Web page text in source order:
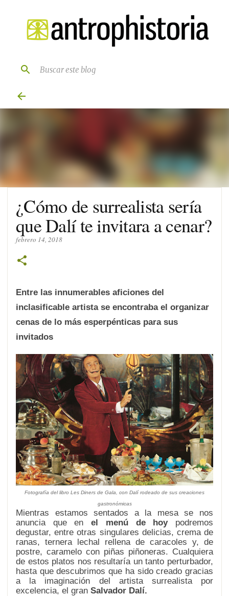
Ir al contenido principal
¿Cómo de surrealista sería
que Dalí te invitara a cenar?
febrero 14, 2018
Entre las innumerables aficiones del
inclasificable artista se encontraba el organizar
cenas de lo más esperpénticas para sus
invitados
Fotografía del libro Les Diners de Gala , con Dalí rodeado de sus creaciones
gastronómicas
Mientras estamos sentados a la mesa se nos
anuncia que enel menú de hoypodremos
degustar, entre otras singulares delicias, crema de
ranas, ternera lechal rellena de caracoles y, de
postre, caramelo con piñas piñoneras. Cualquiera
de estos platos nos resultaría un tanto perturbador,
hasta que descubrimos que ha sido creado gracias
a la imaginación del artista surrealista por
excelencia, el gran Salvador Dalí.